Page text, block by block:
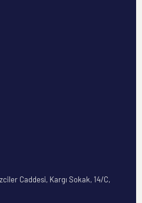
Caddesi, Kargı Sokak, 14/C,